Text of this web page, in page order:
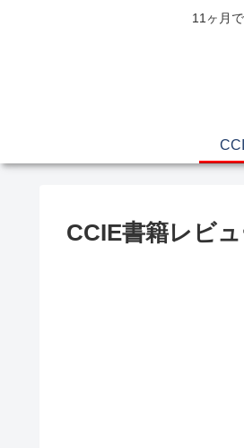
11ヶ月
CCIE書籍レビ